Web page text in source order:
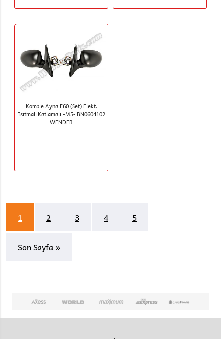
Komple Ayna E60 (Set) Elekt.
Isıtmalı Katlamalı -M5- BN0604102
WENDER
1 2 3 4 5
Son Sayfa »